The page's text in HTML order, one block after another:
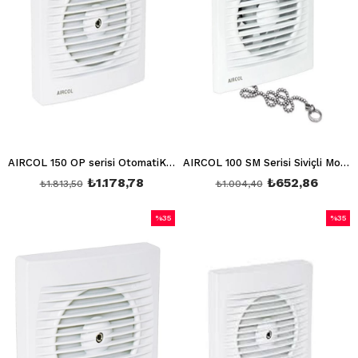
AIRCOL 150 OP serisi OtomatiK Panjurlu Aspriratör AIRCOL 150 OP
₺1.178,78
₺1.813,50
AIRCOL 100 SM Serisi Siviçli Model Aspiratör AIRCOL 100 SM
₺652,86
₺1.004,40
%35
%35İndirim
%35